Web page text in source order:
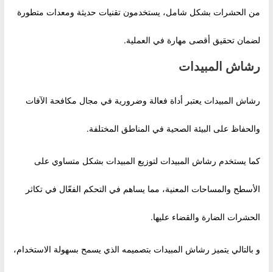
من الحشرات بشكل شامل، يستخدمون تقنيات حديثة ومعدات متطورة
لضمان تحقيق أقصى مهارة في العملية.
رشاش المبيدات
رشاش المبيدات يعتبر أداة فعالة وضرورية في مجال مكافحة الآفات
والحفاظ على البيئة الصحية في المناطق المختلفة.
كما يستخدم رشاش المبيدات لتوزيع المبيدات بشكل متساوي على
الأسطح والمساحات المعنية، مما يساهم في التحكم الفعّال في تكاثر
الحشرات الضارة والقضاء عليها.
و بالتالي يتميز رشاش المبيدات بتصميمه الذي يسمح بسهولة الاستخدام،